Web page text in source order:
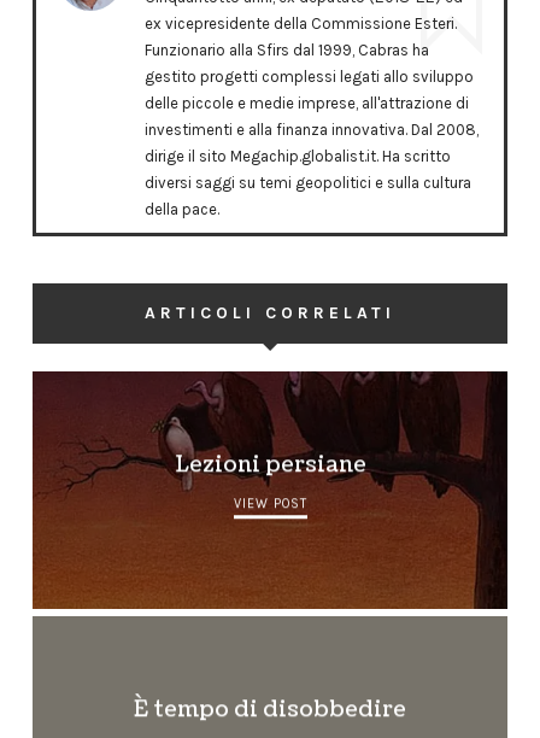
ex vicepresidente della Commissione Esteri.
Funzionario alla Sfirs dal 1999, Cabras ha
gestito progetti complessi legati allo sviluppo
delle piccole e medie imprese, all'attrazione di
investimenti e alla finanza innovativa. Dal 2008,
dirige il sito Megachip.globalist.it. Ha scritto
diversi saggi su temi geopolitici e sulla cultura
della pace.
ARTICOLI CORRELATI
Lezioni persiane
VIEW POST
È tempo di disobbedire